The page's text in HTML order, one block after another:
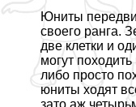
Юниты
своего ранга.
две клетки и
могут походить
либо просто
юниты ходят